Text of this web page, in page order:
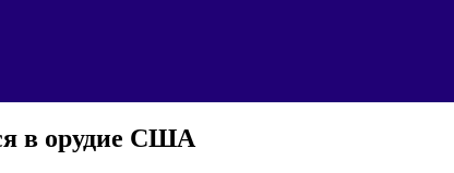
в орудие США